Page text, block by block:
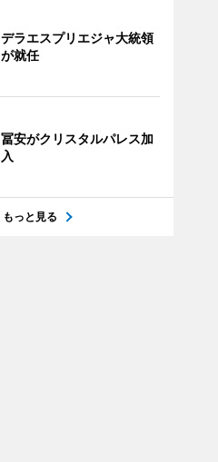
デラエスプリエジャ大統領
が就任
冨安がクリスタルパレス加
入
もっと見る